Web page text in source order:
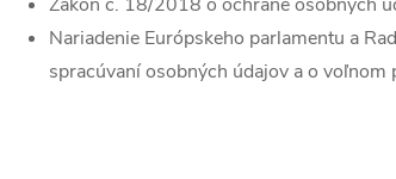
Nariadenie Európskeho parlamentu a
spracúvaní osobných údajov a o voľnom